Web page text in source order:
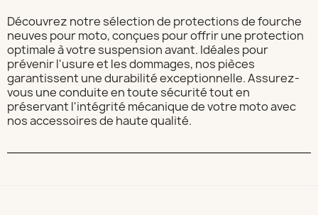
Découvrez notre sélection de protections de fourche
neuves pour moto, conçues pour offrir une protection
optimale à votre suspension avant. Idéales pour
prévenir l'usure et les dommages, nos pièces
garantissent une durabilité exceptionnelle. Assurez-
vous une conduite en toute sécurité tout en
préservant l'intégrité mécanique de votre moto avec
nos accessoires de haute qualité.